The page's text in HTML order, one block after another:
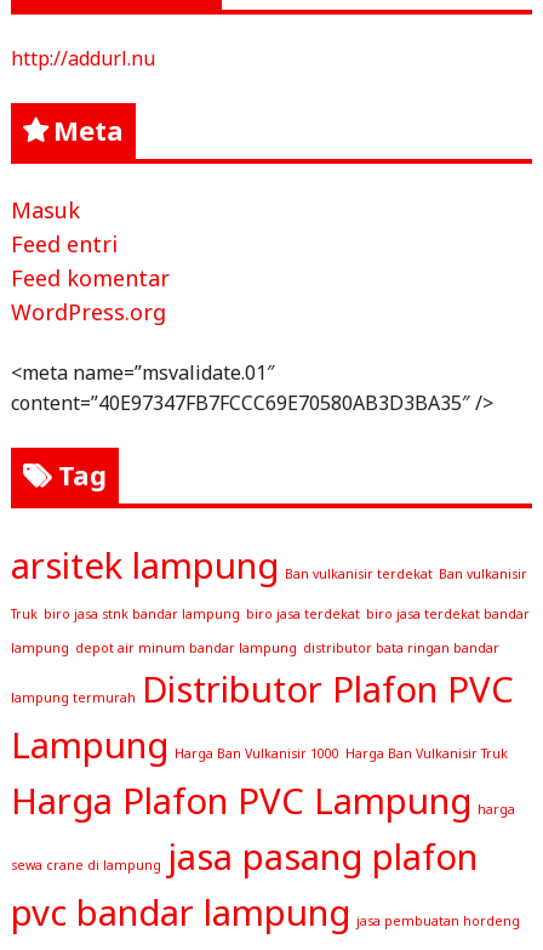
http://addurl.nu
Meta
Masuk
Feed entri
Feed komentar
WordPress.org
<meta name=”msvalidate.01″
content=”40E97347FB7FCCC69E70580AB3D3BA35″ />
Tag
arsitek lampung Ban vulkanisir terdekat Ban vulkanisir
Truk biro jasa stnk bandar lampung biro jasa terdekat biro jasa terdekat bandar
lampung depot air minum bandar lampung distributor bata ringan bandar
lampung termurah
Distributor Plafon PVC
Lampung Harga Ban Vulkanisir 1000 Harga Ban Vulkanisir Truk
Harga Plafon PVC Lampung harga
sewa crane di lampung
jasa pasang plafon
pvc bandar lampung jasa pembuatan hordeng